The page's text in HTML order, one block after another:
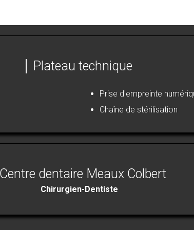
Plateau technique
Prise d'empreinte
Chaîne de stérilisation
Centre dentaire Meaux Colbert
Chirurgien-Dentiste